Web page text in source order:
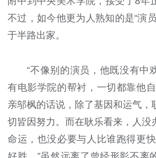
不过，如今他更为人熟知的是“演
于半路出家。
“不像别的演员，他既没有中
有电影学院的帮衬，一切都靠他
亲邬枫的话说，除了基因和运气，
切皆因努力。而在耿乐看来，人没
命运，也没必要与人比谁跑得更